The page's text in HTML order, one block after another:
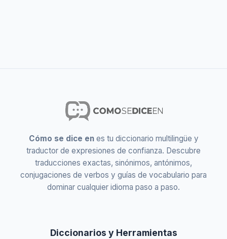
Cómo se dice enes tu diccionario multilingüe y
traductor de expresiones de confianza. Descubre
traducciones exactas, sinónimos, antónimos,
conjugaciones de verbos y guías de vocabulario para
dominar cualquier idioma paso a paso.
Diccionarios y Herramientas